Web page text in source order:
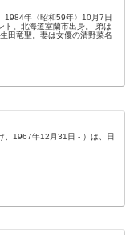
1984年〈昭和59年〉10月7日
ト。北海道室蘭市出身。 弟は
田竜聖。妻は女優の清野菜名
、1967年12月31日 - ）は、日